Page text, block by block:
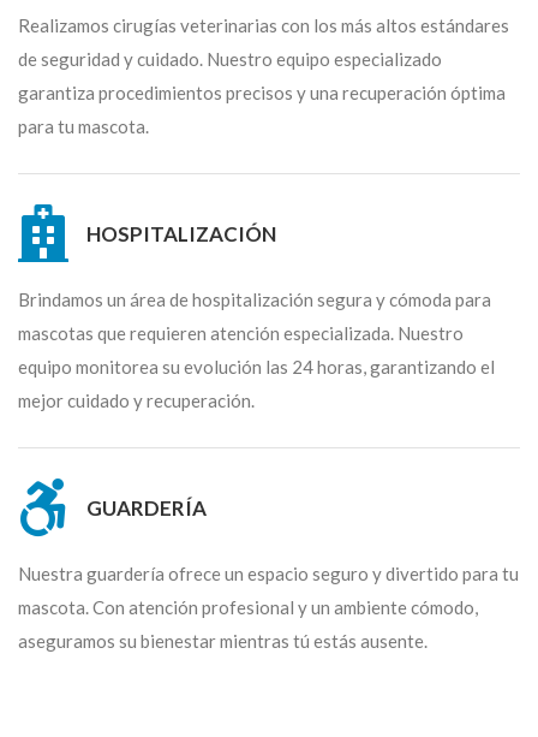
Realizamos cirugías veterinarias con los más altos estándares
de seguridad y cuidado. Nuestro equipo especializado
garantiza procedimientos precisos y una recuperación óptima
para tu mascota.
HOSPITALIZACIÓN
Brindamos un área de hospitalización segura y cómoda para
mascotas que requieren atención especializada. Nuestro
equipo monitorea su evolución las 24 horas, garantizando el
mejor cuidado y recuperación.
GUARDERÍA
Nuestra guardería ofrece un espacio seguro y divertido para tu
mascota. Con atención profesional y un ambiente cómodo,
aseguramos su bienestar mientras tú estás ausente.